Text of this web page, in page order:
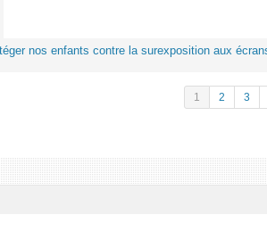
nos enfants contre la surexposition aux
1 2 3